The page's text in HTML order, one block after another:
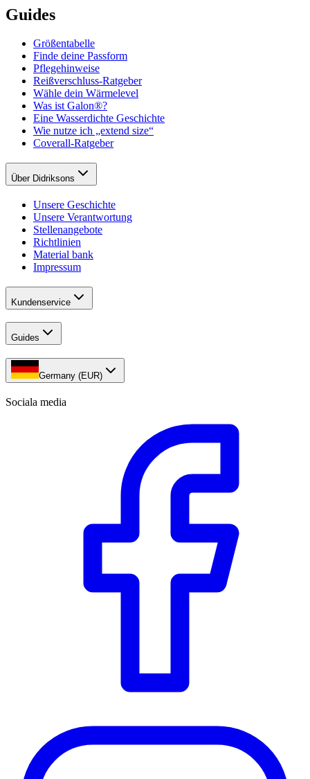
Guides
Größentabelle
Finde deine Passform
Pflegehinweise
Reißverschluss-Ratgeber
Wähle dein Wärmelevel
Was ist Galon®?
Eine Wasserdichte Geschichte
Wie nutze ich „extend size“
Coverall-Ratgeber
Über Didriksons
Unsere Geschichte
Unsere Verantwortung
Stellenangebote
Richtlinien
Material bank
Impressum
Kundenservice
Guides
Germany (EUR)
Sociala media